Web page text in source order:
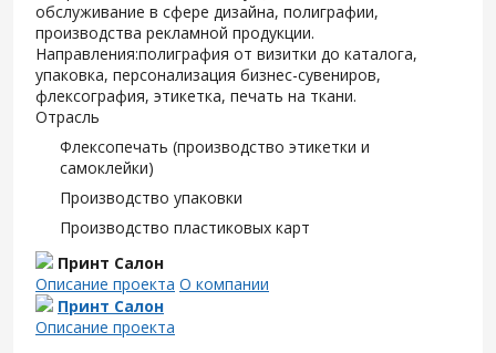
обслуживание в сфере дизайна, полиграфии,
производства рекламной продукции.
Направления:полиграфия от визитки до каталога,
упаковка, персонализация бизнес-сувениров,
флексография, этикетка, печать на ткани.
Отрасль
Флексопечать (производство этикетки и
самоклейки)
Производство упаковки
Производство пластиковых карт
Принт Салон
Описание проекта О компании
Принт Салон
Описание проекта